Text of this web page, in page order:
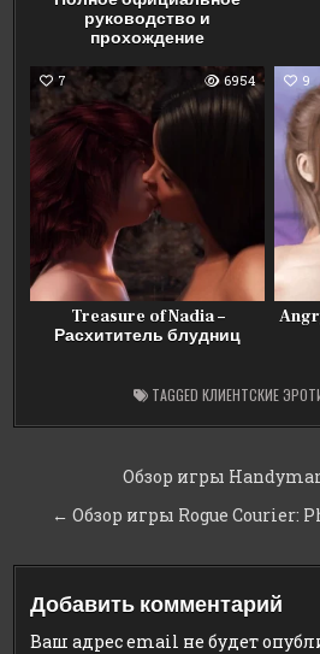
руководство и
прохождение
7 6954
Treasure of Nadia –
Расхититель блудниц
9
TAGGED КЛИЕНТСКИЕ
Навигация
Обзор игры
← Обзор игры Rogue Courier:
Добавить комментарий
Ваш адрес email не будет